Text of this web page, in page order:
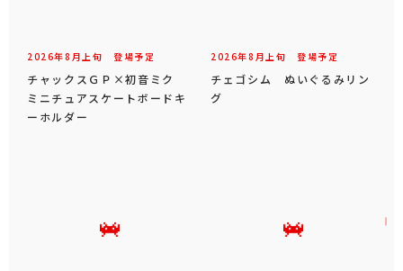
2026年8 月 上旬 登場予定
チャックスＧＰ×初音ミク
ミニチュアスケートボードキ
ーホルダー
2026年8 月 上旬 登場予定
チェゴシム ぬいぐるみリン
グ